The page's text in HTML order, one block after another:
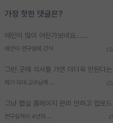
가장 핫한 댓글은?
애인이 많이 어린가보네요......
애인이 연구실에 간식
제가 자대 교수님께 무례하게 행동한 걸까요?
연구실적이 4년의 공백이 있는거 어떻게 생각하냐